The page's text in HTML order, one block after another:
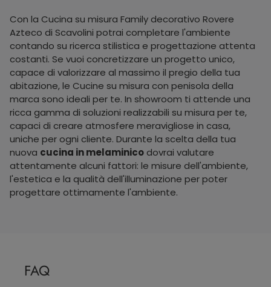
Con la Cucina su misura Family decorativo Rovere
Azteco di Scavolini potrai completare l'ambiente
contando su ricerca stilistica e progettazione attenta
costanti. Se vuoi concretizzare un progetto unico,
capace di valorizzare al massimo il pregio della tua
abitazione, le Cucine su misura con penisola della
marca sono ideali per te. In showroom ti attende una
ricca gamma di soluzioni realizzabili su misura per te,
capaci di creare atmosfere meravigliose in casa,
uniche per ogni cliente. Durante la scelta della tua
nuova cucina in melaminico dovrai valutare
attentamente alcuni fattori: le misure dell'ambiente,
l'estetica e la qualità dell'illuminazione per poter
progettare ottimamente l'ambiente.
FAQ